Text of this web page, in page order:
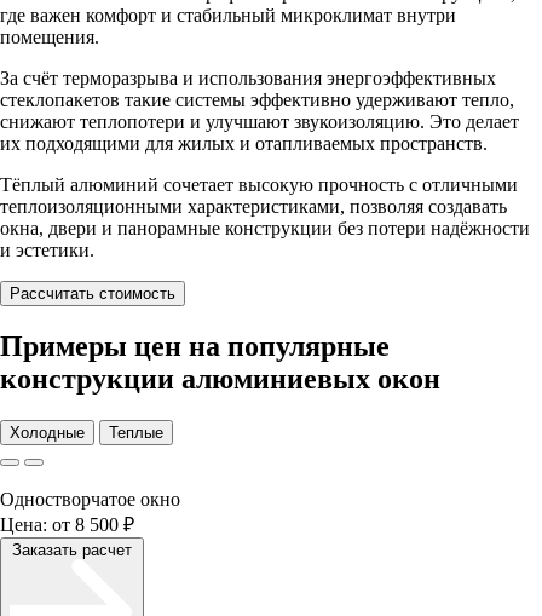
где важен комфорт и стабильный микроклимат внутри
помещения.
За счёт терморазрыва и использования энергоэффективных
стеклопакетов такие системы эффективно удерживают тепло,
снижают теплопотери и улучшают звукоизоляцию. Это делает
их подходящими для жилых и отапливаемых пространств.
Тёплый алюминий сочетает высокую прочность с отличными
теплоизоляционными характеристиками, позволяя создавать
окна, двери и панорамные конструкции без потери надёжности
и эстетики.
Рассчитать стоимость
Примеры цен на популярные
конструкции алюминиевых окон
Холодные Теплые
Одностворчатое окно
Цена: от 8 500 ₽
Заказать расчет